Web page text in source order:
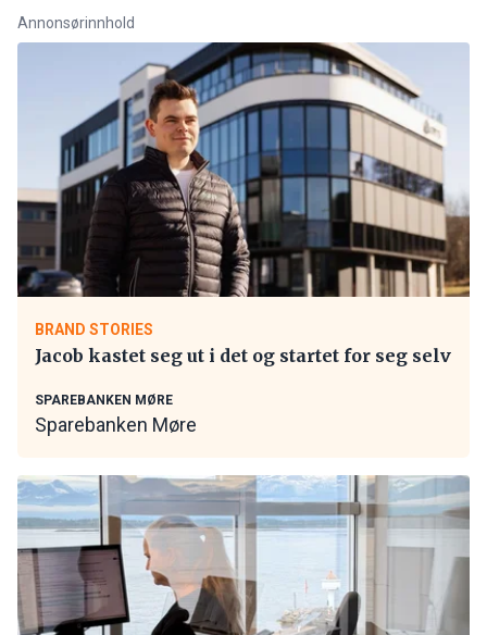
Annonsørinnhold
BRAND STORIES
Jacob kastet seg ut i det og startet for seg selv
SPAREBANKEN MØRE
Sparebanken Møre